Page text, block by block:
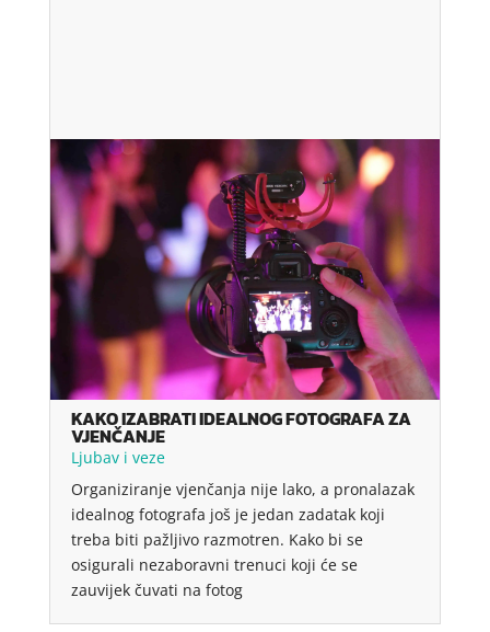
KAKO IZABRATI IDEALNOG FOTOGRAFA ZA
VJENČANJE
Ljubav i veze
Organiziranje vjenčanja nije lako, a pronalazak
idealnog fotografa još je jedan zadatak koji
treba biti pažljivo razmotren. Kako bi se
osigurali nezaboravni trenuci koji će se
zauvijek čuvati na fotog